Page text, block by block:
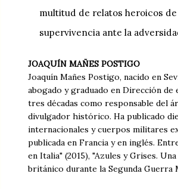
multitud de relatos heroicos
supervivencia ante la
JOAQUÍN MAÑES POSTIGO
Joaquín Mañes Postigo, nacido en
abogado y graduado en Dirección
tres décadas como responsable del
divulgador histórico. Ha publicado
internacionales y cuerpos militares
publicada en Francia y en inglés.
en Italia" (2015), "Azules y Grises.
británico durante la Segunda Guerra